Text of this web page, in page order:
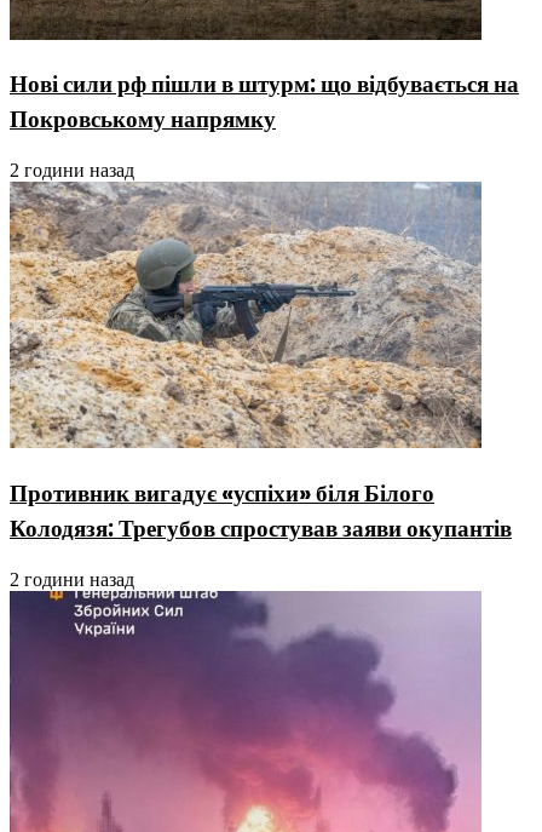
Нові сили рф пішли в штурм: що відбувається на
Покровському напрямку
2 години назад
Противник вигадує «успіхи» біля Білого
Колодязя: Трегубов спростував заяви окупантів
2 години назад